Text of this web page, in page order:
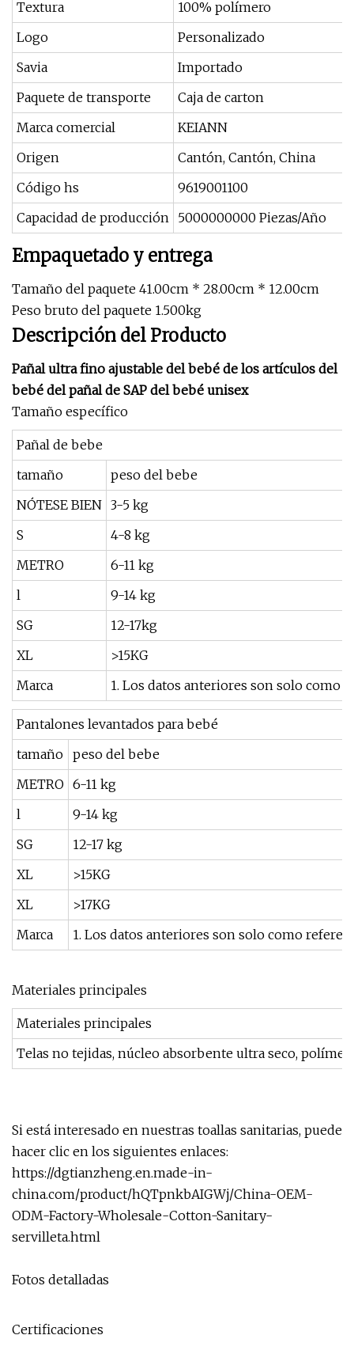
Textura
100% polímero
Logo
Personalizado
Savia
Importado
Paquete de transporte
Caja de carton
Marca comercial
KEIANN
Origen
Cantón, Cantón, China
Código hs
9619001100
Capacidad de producción 5000000000 Piezas/Año
Empaquetado y entrega
Tamaño del paquete 41.00cm * 28.00cm * 12.00cm
Peso bruto del paquete 1.500kg
Descripción del Producto
Pañal ultra fino ajustable del bebé de los artículos del
bebé del pañal de SAP del bebé unisex
Tamaño específico
Pañal de bebe
tamaño
peso del bebe
NÓTESE BIEN 3-5 kg
S
4-8 kg
METRO
6-11 kg
l
9-14 kg
SG
12-17kg
XL
>15KG
Marca
1. Los datos anteriores son solo como
Pantalones levantados para bebé
tamaño peso del bebe
METRO 6-11 kg
l
9-14 kg
SG
12-17 kg
XL
>15KG
XL
>17KG
Marca
1. Los datos anteriores son solo como
Materiales principales
Materiales principales
Telas no tejidas, núcleo absorbente ultra seco,
Si está interesado en nuestras toallas sanitarias, puede
hacer clic en los siguientes enlaces:
https://dgtianzheng.en.made-in-
china.com/product/hQTpnkbAIGWj/China-OEM-
ODM-Factory-Wholesale-Cotton-Sanitary-
servilleta.html
Fotos detalladas
Certificaciones